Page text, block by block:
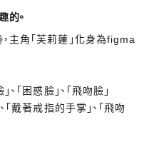
的。
主角「芙莉蓮」化身為figma
、「困惑臉」、「飛吻臉」
「戴著戒指的手掌」、「飛吻